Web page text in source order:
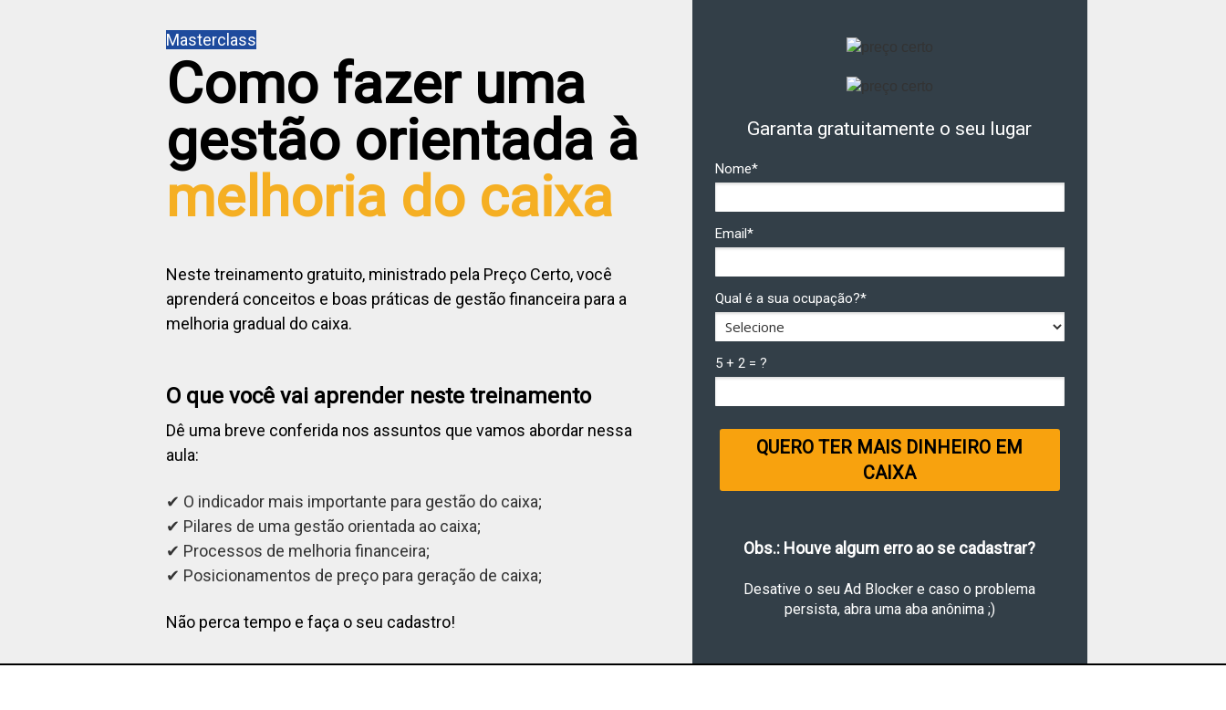
Masterclass
Como fazer uma
gestão orientada à
melhoria do caixa
Neste treinamento gratuito, ministrado pela Preço Certo, você
aprenderá conceitos e boas práticas de gestão financeira para a
melhoria gradual do caixa.
O que você vai aprender neste treinamento
Dê uma breve conferida nos assuntos que vamos abordar nessa
aula:
✔ O indicador mais importante para gestão do caixa;
✔ Pilares de uma gestão orientada ao caixa;
✔ Processos de melhoria financeira;
✔ Posicionamentos de preço para geração de caixa;
Não perca tempo e faça o seu cadastro!
Garanta gratuitamente o seu lugar
Nome*
Email*
Qual é a sua ocupação?*
5 + 2 = ?
QUERO TER MAIS DINHEIRO EM
CAIXA
Obs.: Houve algum erro ao se cadastrar?
Desative o seu Ad Blocker e caso o problema
persista, abra uma aba anônima ;)